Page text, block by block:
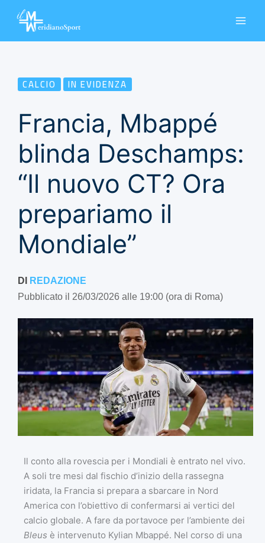
CALCIO IN EVIDENZA
Francia, Mbappé
blinda Deschamps:
“Il nuovo CT? Ora
prepariamo il
Mondiale”
DI REDAZIONE
Pubblicato il 26/03/2026 alle 19:00 (ora di Roma)
Il conto alla rovescia per i Mondiali è entrato nel vivo.
A soli tre mesi dal fischio d’inizio della rassegna
iridata, la Francia si prepara a sbarcare in Nord
America con l’obiettivo di confermarsi ai vertici del
calcio globale. A fare da portavoce per l’ambiente dei
Bleus è intervenuto Kylian Mbappé. Nel corso di una